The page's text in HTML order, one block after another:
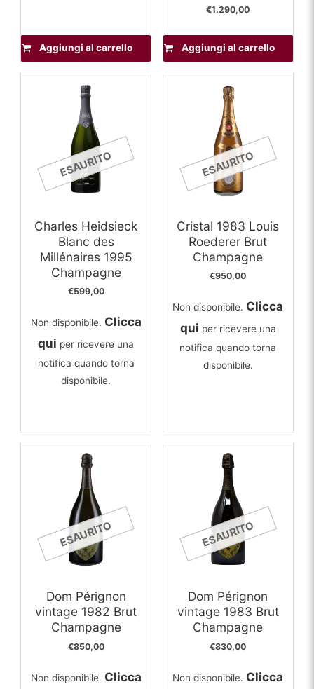
Aggiungi al carrello
€1.290,00
Aggiungi al carrello
ESAURITO
Charles Heidsieck
Blanc des
Millénaires 1995
Champagne
€599,00
Non disponibile. Clicca
qui per ricevere una
notifica quando torna
disponibile.
ESAURITO
Cristal 1983 Louis
Roederer Brut
Champagne
€950,00
Non disponibile. Clicca
qui per ricevere una
notifica quando torna
disponibile.
ESAURITO
Dom Pérignon
vintage 1982 Brut
Champagne
€850,00
Non disponibile. Clicca
ESAURITO
Dom Pérignon
vintage 1983 Brut
Champagne
€830,00
Non disponibile. Clicca